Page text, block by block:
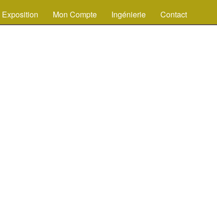
Exposition Mon Compte Ingénierie Contact